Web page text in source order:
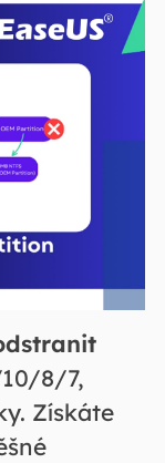
8/7,
Získáte